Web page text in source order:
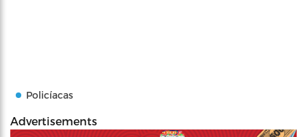
Policíacas
Advertisements